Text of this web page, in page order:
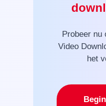
Probeer nu
Video
het